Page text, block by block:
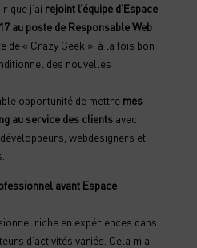
que j’ai rejoint l’équipe d’Espace
au poste de Responsable Web
de « Crazy Geek », à la fois bon
des nouvelles
opportunité de mettre mes
au service des clientsavec
développeurs, webdesigners et
avant Espace
riche en expériences dans
d’activités variés. Cela m’a